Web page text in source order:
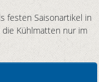
festen Saisonartikel in
Kühlmatten nur im